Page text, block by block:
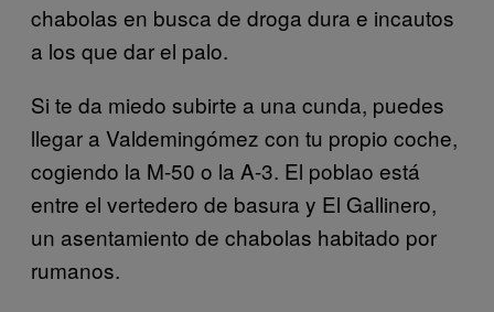
chabolas en busca de droga dura e incautos
a los que dar el palo.
Si te da miedo subirte a una cunda, puedes
llegar a Valdemingómez con tu propio coche,
cogiendo la M-50 o la A-3. El poblao está
entre el vertedero de basura y El Gallinero,
un asentamiento de chabolas habitado por
rumanos.